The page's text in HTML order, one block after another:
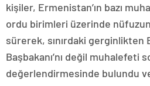
kişiler, Ermenistan’ın bazı
ordu birimleri üzerinde
sürerek, sınırdaki gerginlikten
Başbakanı’nı değil muhalefeti
değerlendirmesinde bulundu